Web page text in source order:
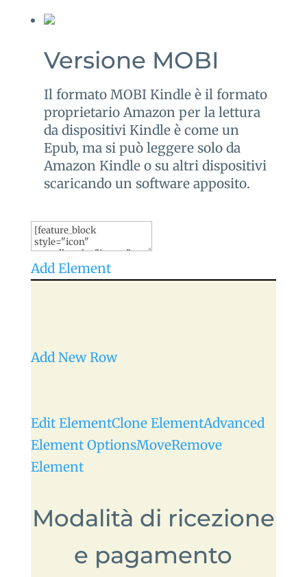
Versione MOBI
Il formato MOBI Kindle è il formato
proprietario Amazon per la lettura
da dispositivi Kindle è come un
Epub, ma si può leggere solo da
Amazon Kindle o su altri dispositivi
scaricando un software apposito.
Add Element
Add New Row
Edit ElementClone ElementAdvanced
Element OptionsMoveRemove
Element
Modalità di ricezione
e pagamento